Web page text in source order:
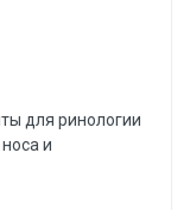
для ринологии
и